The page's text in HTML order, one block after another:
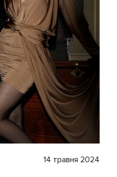
14 травня 2024